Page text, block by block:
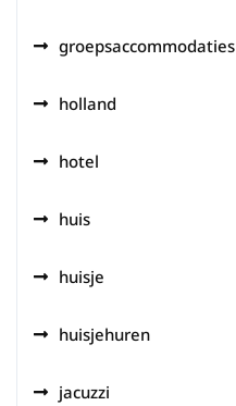
groepsaccommodaties
holland
hotel
huis
huisje
huisjehuren
jacuzzi